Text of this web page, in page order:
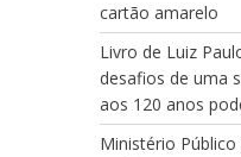
cartão amarelo
Livro de Luiz
desafios de uma
aos 120 anos
Ministério